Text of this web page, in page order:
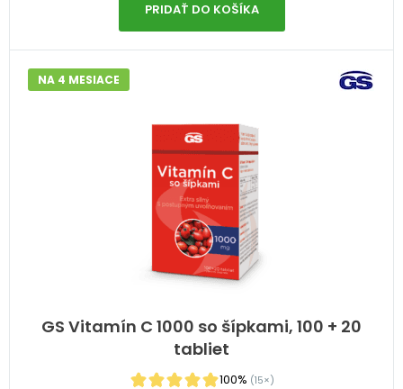
PRIDAŤ DO KOŠÍKA
GS Vitamín C 1000 so šípkami, 100 + 20
tabliet
100% (15×)
NA 4 MESIACE